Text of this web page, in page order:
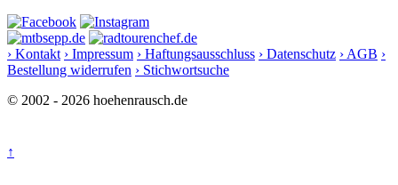
› Kontakt › Impressum › Haftungsausschluss › Datenschutz › AGB ›
Bestellung widerrufen › Stichwortsuche
© 2002 - 2026 hoehenrausch.de
↑